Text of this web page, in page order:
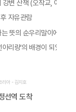
변 산책 (오작교, 여송정,
자유관람
뜻의 순우리말이에요.
리랑'의 배경이 되었답니
리아 - 김지호
선역 도착